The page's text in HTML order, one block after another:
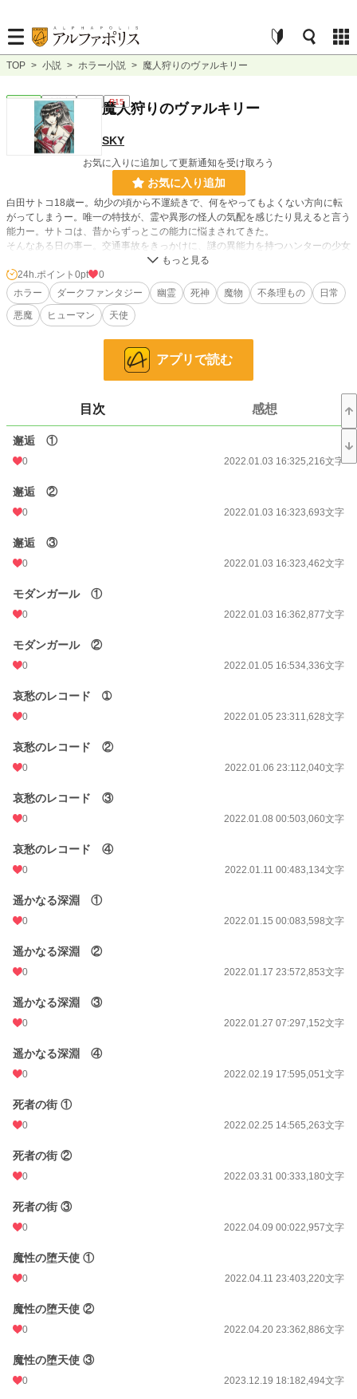
TOP > 小説 > ホラー小説 > 魔人狩りのヴァルキリー
ホラー 連載中 R15
魔人狩りのヴァルキリー
SKY
お気に入りに追加して更新通知を受け取ろう
お気に入り追加
白田サトコ18歳ー。幼少の頃から不運続きで、何をやってもよくない方向に転
がってしまうー。唯一の特技が、霊や異形の怪人の気配を感じたり見えると言う
能力ー。サトコは、昔からずっとこの能力に悩まされてきた。
そんなある日の事ー。交通事故をきっかけに、謎の異能力を持つハンターの少女
と遭遇し、護ってもらう代わりに取引をする事になる。彼女と行動を共にし悪霊
や魔物と戦う羽目になるのだった。
小説 228,588 位 / 228,588 件
8,498 位 / 8,498 件
更新日時
年間ポイント
累計ポイント 16,781 pt (77,115 位)
24h.ポイント 0pt
0
ホラー
ダークファンタジー 幽霊 死神 魔物 不条理もの
日常
悪魔
ヒューマン 天使
アプリで読む
目次 感想
邂逅 ①
0 2022.01.03 16:325,216文字
邂逅 ②
0 2022.01.03 16:323,693文字
邂逅 ③
0 2022.01.03 16:323,462文字
モダンガール ①
0 2022.01.03 16:362,877文字
モダンガール ②
0 2022.01.05 16:534,336文字
哀愁のレコード ➀
0 2022.01.05 23:311,628文字
哀愁のレコード ②
0 2022.01.06 23:112,040文字
哀愁のレコード ③
0 2022.01.08 00:503,060文字
哀愁のレコード ④
0 2022.01.11 00:483,134文字
遥かなる深淵 ①
0 2022.01.15 00:083,598文字
遥かなる深淵 ②
0 2022.01.17 23:572,853文字
遥かなる深淵 ③
0 2022.01.27 07:297,152文字
遥かなる深淵 ④
0 2022.02.19 17:595,051文字
死者の街 ①
0 2022.02.25 14:565,263文字
死者の街 ②
0 2022.03.31 00:333,180文字
死者の街 ③
0 2022.04.09 00:022,957文字
魔性の堕天使 ①
0 2022.04.11 23:403,220文字
魔性の堕天使 ②
0 2022.04.20 23:362,886文字
魔性の堕天使 ③
0 2023.12.19 18:182,494文字